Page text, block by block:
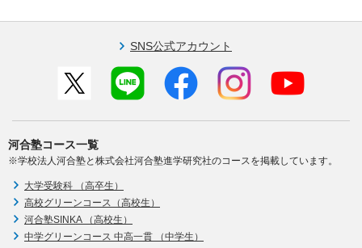
SNS公式アカウント
河合塾コース一覧
※学校法人河合塾と株式会社河合塾進学研究社のコースを掲載しています。
大学受験科 （高卒生）
高校グリーンコース（高校生）
河合塾SINKA （高校生）
中学グリーンコース 中高一貫 （中学生）